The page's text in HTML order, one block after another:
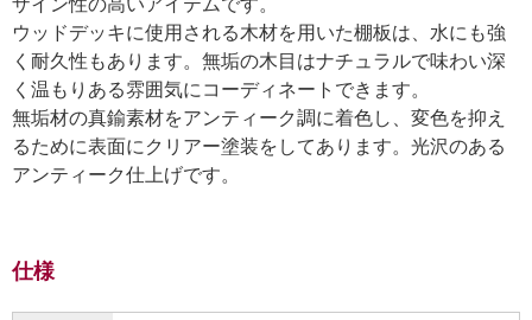
ザイン性の高いアイテムです。
ウッドデッキに使用される木材を用いた棚板は、水にも強
く耐久性もあります。無垢の木目はナチュラルで味わい深
く温もりある雰囲気にコーディネートできます。
無垢材の真鍮素材をアンティーク調に着色し、変色を抑え
るために表面にクリアー塗装をしてあります。光沢のある
アンティーク仕上げです。
仕様